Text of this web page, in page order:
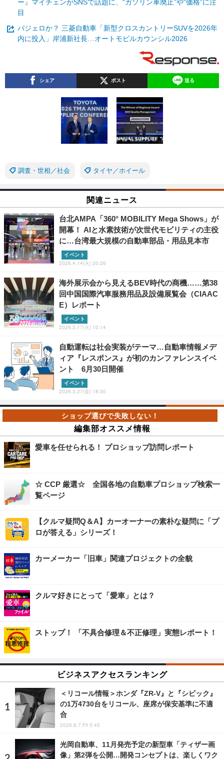
ー』マイチェンがSNSで話題に、“ガソリン車廃止”や“価格”に注
目
パジェロか？ 三菱自動車「新型クロスカントリーSUVを2026年
内に投入」岸浦新社長…オートモビルカウンシル2026
シェア ポスト 送る
調査・世相／社会 タイヤ／ホイール
関連ニュース
台北AMPA「360° MOBILITY Mega Shows」が
開幕！ AIと水素技術が次世代モビリティの主役
に…台湾最大規模の自動車部品・用品見本市
イベント
2026.4.14(火) 20:26
海外展示会から見えるBEV時代の商機……第38
回中国国際汽車服務用品及設備展覧会（CIAAC
E）レポート
イベント
2026.3.17(火) 10:14
自動運転は社会実装がテーマ…自動車情報メデ
ィア『レスポンス』が初のカンファレンスイベ
ント 6月30日開催
イベント
2026.3.27(金) 18:00
編集部オススメ情報
愛車を任せられる！ プロショップ訪問レポート
☆ CCP 厳選☆ 全国各地の自動車プロショップ検索一
覧ページ
【クルマ疑問Q＆A】カーオーナーの素朴な疑問に「プ
ロが答える」シリーズ！
カーメーカー「旧車」関連プロジェクトの全貌
クルマ好きにとって「愛車」とは？
ストップ！ 「不具合修理＆不正修理」実態レポート！
ビジネスアクセスランキング
＜リコール情報＞ホンダ『ZR-V』と『シビック』
の1万4730台をリコール、座席が保安基準に不適
合
2026.8.7 Fri 5:45
光岡自動車、11月発売予定の新型車「ティザー画
像」第2弾を公開…開発コンセプトは、楽しくワク